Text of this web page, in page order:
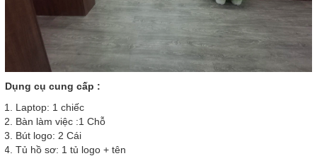
Dụng cụ cung cấp :
Laptop: 1 chiếc
Bàn làm việc :1 Chỗ
Bút logo: 2 Cái
Tủ hồ sơ: 1 tủ logo + tên